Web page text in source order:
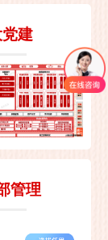
党建
管理